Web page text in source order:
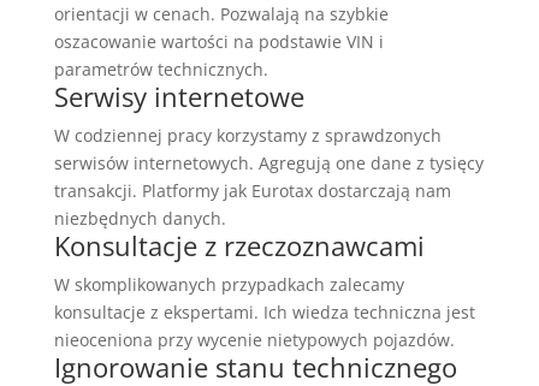
orientacji w cenach. Pozwalają na szybkie
oszacowanie wartości na podstawie VIN i
parametrów technicznych.
Serwisy internetowe
W codziennej pracy korzystamy z sprawdzonych
serwisów internetowych. Agregują one dane z tysięcy
transakcji. Platformy jak Eurotax dostarczają nam
niezbędnych danych.
Konsultacje z rzeczoznawcami
W skomplikowanych przypadkach zalecamy
konsultacje z ekspertami. Ich wiedza techniczna jest
nieoceniona przy wycenie nietypowych pojazdów.
Ignorowanie stanu technicznego